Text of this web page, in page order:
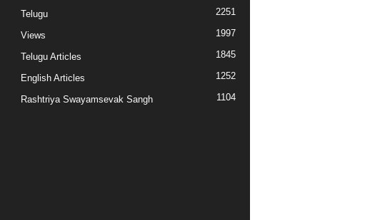
Telugu 2251
Views 1997
Telugu Articles 1845
English Articles 1252
Rashtriya Swayamsevak Sangh 1104